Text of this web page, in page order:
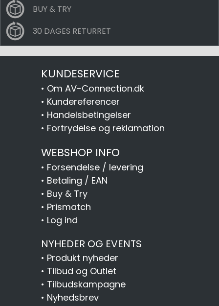
BUY & TRY
30 DAGES RETURRET
KUNDESERVICE
• Om AV-Connection.dk
• Kundereferencer
• Handelsbetingelser
• Fortrydelse og reklamation
WEBSHOP INFO
• Forsendelse / levering
• Betaling / EAN
• Buy & Try
• Prismatch
• Log ind
NYHEDER OG EVENTS
• Produkt nyheder
• Tilbud og Outlet
• Tilbudskampagne
• Nyhedsbrev